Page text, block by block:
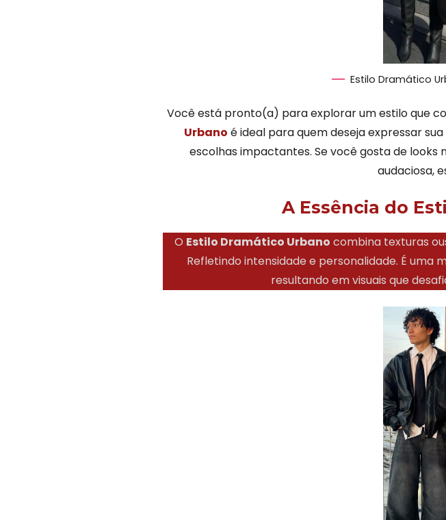
Estilo Dramático
Você está pronto(a) para explorar um estilo que
Urbano é ideal para quem deseja expressar
escolhas impactantes. Se você gosta de
audaciosa,
A Essência do
O Estilo Dramático Urbano combina texturas
Refletindo intensidade e personalidade. É uma
resultando em visuais que